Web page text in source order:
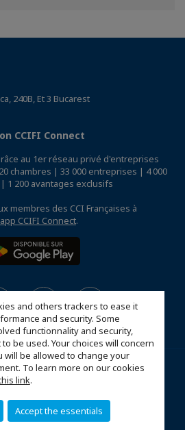
and others trackers to ease it
and security. Some
functionnality and security,
be used. Your choices will concern
will be allowed to change your
To learn more on our cookies
link.
Accept the essentials
240B, Et 3 Bucarest
CCIFI Connect
au 1er réseau privé d'entreprises
chambres | 33 000 entreprises | 4 000
1 200 avantages exclusifs
membres des CCI Françaises à
CCIFI Connect.
Mentions légales